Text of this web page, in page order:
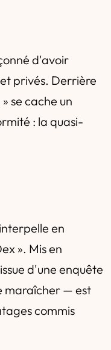
d'avoir
privés. Derrière
se cache un
: la quasi-
en
». Mis en
d'une enquête
maraîcher — est
commis